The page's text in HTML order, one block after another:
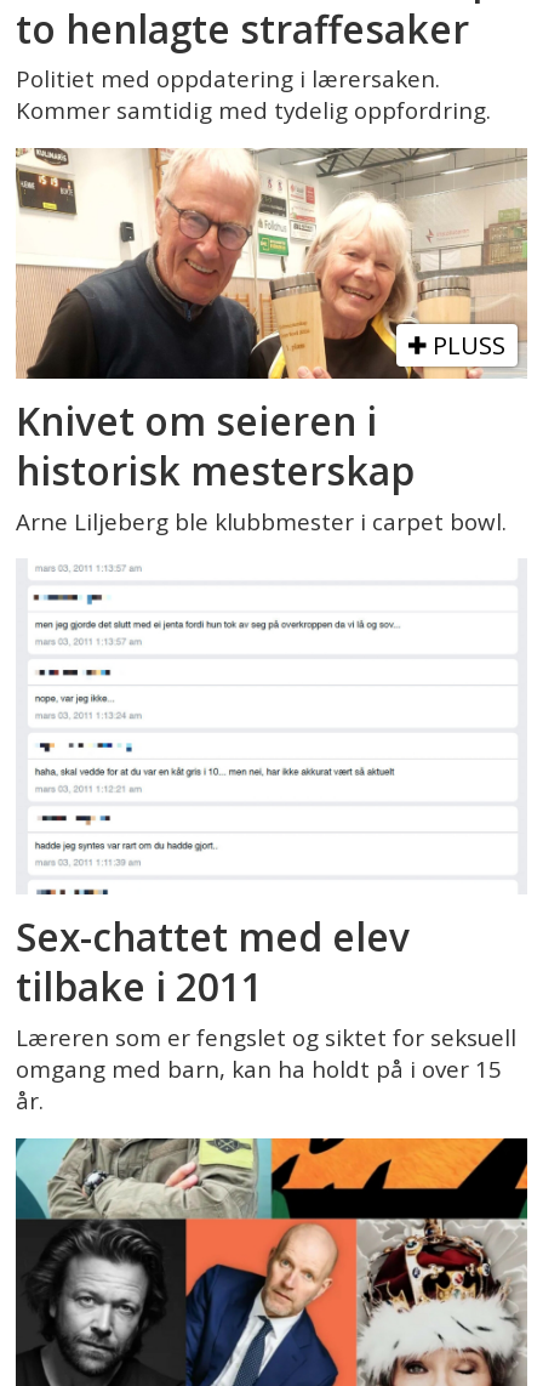
to henlagte straffesaker
Politiet med oppdatering i lærersaken.
Kommer samtidig med tydelig oppfordring.
PLUSS
Knivet om seieren i
historisk mesterskap
Arne Liljeberg ble klubbmester i carpet bowl.
Sex-chattet med elev
tilbake i 2011
Læreren som er fengslet og siktet for seksuell
omgang med barn, kan ha holdt på i over 15
år.